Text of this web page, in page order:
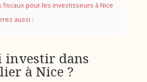
fiscaux pour les investisseurs à Nice
aussi :
investir dans
à Nice ?